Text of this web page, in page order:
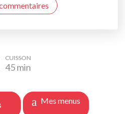
CUISSON
45min
Mes menus